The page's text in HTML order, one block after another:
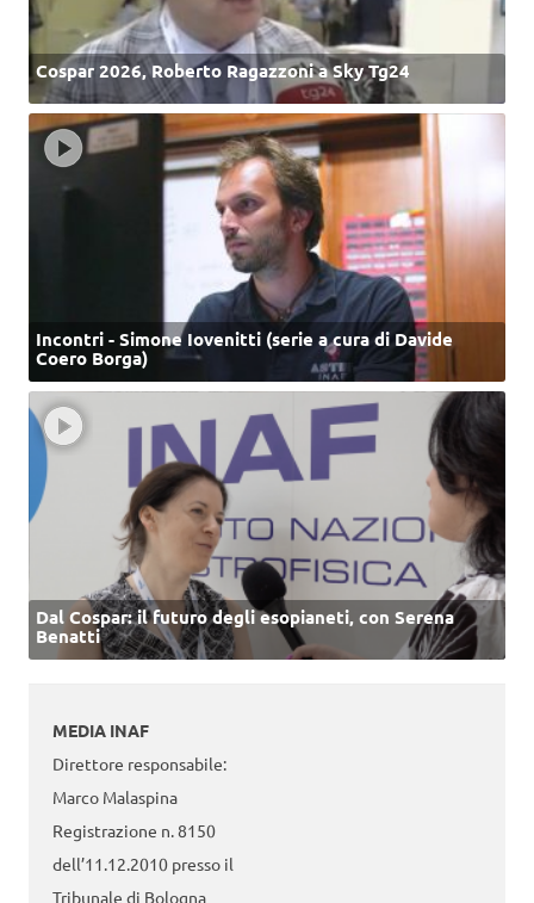
Cospar 2026, Roberto Ragazzoni a Sky Tg24
Incontri - Simone Iovenitti (serie a cura di Davide
Coero Borga)
Dal Cospar: il futuro degli esopianeti, con Serena
Benatti
MEDIA INAF
Direttore responsabile:
Marco Malaspina
Registrazione n. 8150
dell’11.12.2010 presso il
Tribunale di Bologna